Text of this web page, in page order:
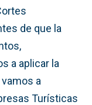
de que la
a aplicar la
a
Turísticas